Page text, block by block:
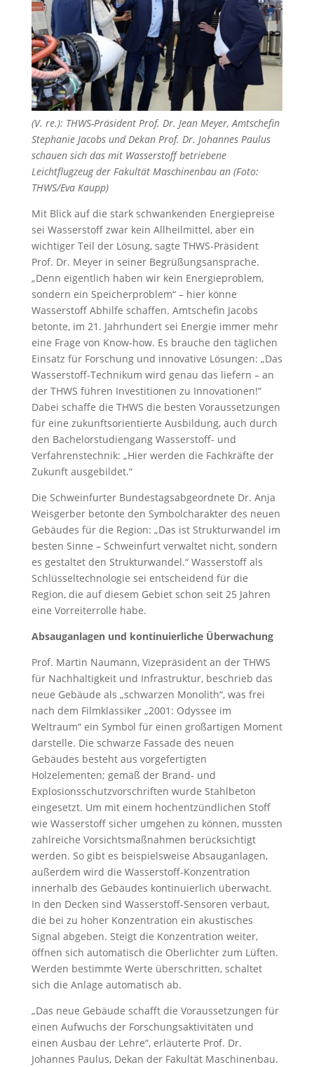
(V. re.): THWS-Präsident Prof. Dr. Jean Meyer, Amtschefin
Stephanie Jacobs und Dekan Prof. Dr. Johannes Paulus
schauen sich das mit Wasserstoff betriebene
Leichtflugzeug der Fakultät Maschinenbau an (Foto:
THWS/Eva Kaupp)
Mit Blick auf die stark schwankenden Energiepreise
sei Wasserstoff zwar kein Allheilmittel, aber ein
wichtiger Teil der Lösung, sagte THWS-Präsident
Prof. Dr. Meyer in seiner Begrüßungsansprache.
„Denn eigentlich haben wir kein Energieproblem,
sondern ein Speicherproblem“ – hier könne
Wasserstoff Abhilfe schaffen. Amtschefin Jacobs
betonte, im 21. Jahrhundert sei Energie immer mehr
eine Frage von Know-how. Es brauche den täglichen
Einsatz für Forschung und innovative Lösungen: „Das
Wasserstoff-Technikum wird genau das liefern – an
der THWS führen Investitionen zu Innovationen!“
Dabei schaffe die THWS die besten Voraussetzungen
für eine zukunftsorientierte Ausbildung, auch durch
den Bachelorstudiengang Wasserstoff- und
Verfahrenstechnik: „Hier werden die Fachkräfte der
Zukunft ausgebildet.“
Die Schweinfurter Bundestagsabgeordnete Dr. Anja
Weisgerber betonte den Symbolcharakter des neuen
Gebäudes für die Region: „Das ist Strukturwandel im
besten Sinne – Schweinfurt verwaltet nicht, sondern
es gestaltet den Strukturwandel.“ Wasserstoff als
Schlüsseltechnologie sei entscheidend für die
Region, die auf diesem Gebiet schon seit 25 Jahren
eine Vorreiterrolle habe.
Absauganlagen und kontinuierliche Überwachung
Prof. Martin Naumann, Vizepräsident an der THWS
für Nachhaltigkeit und Infrastruktur, beschrieb das
neue Gebäude als „schwarzen Monolith“, was frei
nach dem Filmklassiker „2001: Odyssee im
Weltraum“ ein Symbol für einen großartigen Moment
darstelle. Die schwarze Fassade des neuen
Gebäudes besteht aus vorgefertigten
Holzelementen; gemäß der Brand- und
Explosionsschutzvorschriften wurde Stahlbeton
eingesetzt. Um mit einem hochentzündlichen Stoff
wie Wasserstoff sicher umgehen zu können, mussten
zahlreiche Vorsichtsmaßnahmen berücksichtigt
werden. So gibt es beispielsweise Absauganlagen,
außerdem wird die Wasserstoff-Konzentration
innerhalb des Gebäudes kontinuierlich überwacht.
In den Decken sind Wasserstoff-Sensoren verbaut,
die bei zu hoher Konzentration ein akustisches
Signal abgeben. Steigt die Konzentration weiter,
öffnen sich automatisch die Oberlichter zum Lüften.
Werden bestimmte Werte überschritten, schaltet
sich die Anlage automatisch ab.
„Das neue Gebäude schafft die Voraussetzungen für
einen Aufwuchs der Forschungsaktivitäten und
einen Ausbau der Lehre“, erläuterte Prof. Dr.
Johannes Paulus, Dekan der Fakultät Maschinenbau.